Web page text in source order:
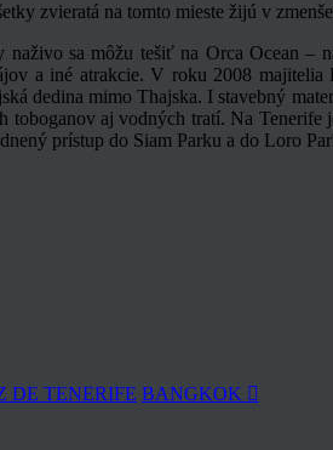
zvieratá na tomto mieste žijú v
sa môžu tešiť na Orca Ocean –
a iné atrakcie. V roku 2008
dedina mimo Thajska. I stavebný
toboganov aj vodných tratí. Na
prístup do Siam Parku a do Loro
DE TENERIFE BANGKOK